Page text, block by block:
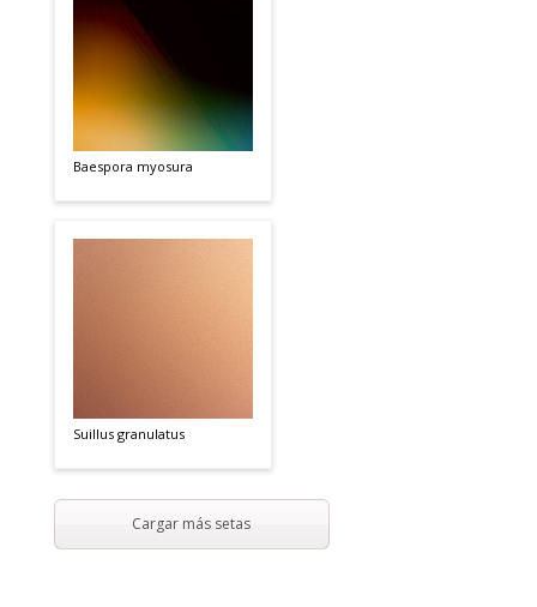
Baespora myosura
Suillus granulatus
Cargar más setas